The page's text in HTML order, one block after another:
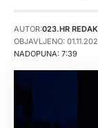
NADOPUNA: 7:39
AUTOR:023.HR
OBJAVLJENO: